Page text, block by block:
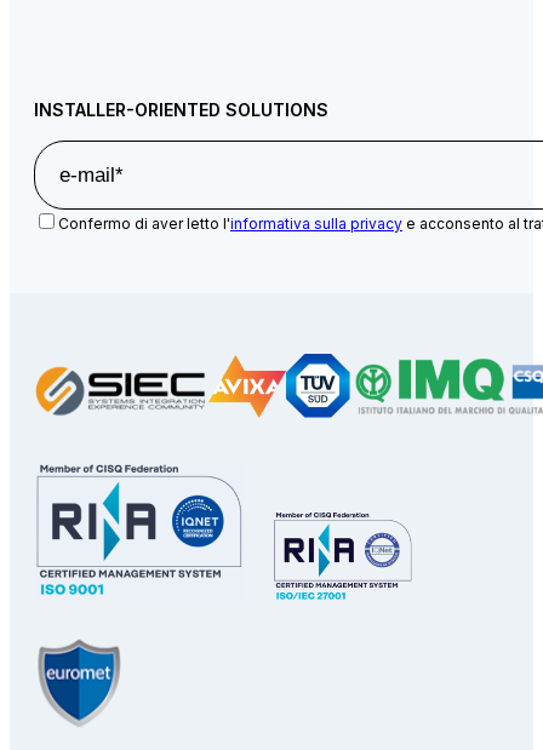
INSTALLER-ORIENTED SOLUTIONS
Confermo di aver letto l'informativa sulla privacy e acconsento al